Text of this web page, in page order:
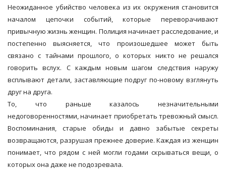
Неожиданное убийство человека из их окружения становится
началом цепочки событий, которые переворачивают
привычную жизнь женщин. Полиция начинает расследование, и
постепенно выясняется, что произошедшее может быть
связано с тайнами прошлого, о которых никто не решался
говорить вслух. С каждым новым шагом следствия наружу
всплывают детали, заставляющие подруг по-новому взглянуть
друг на друга.
То, что раньше казалось незначительными
недоговоренностями, начинает приобретать тревожный смысл.
Воспоминания, старые обиды и давно забытые секреты
возвращаются, разрушая прежнее доверие. Каждая из женщин
понимает, что рядом с ней могли годами скрываться вещи, о
которых она даже не подозревала.